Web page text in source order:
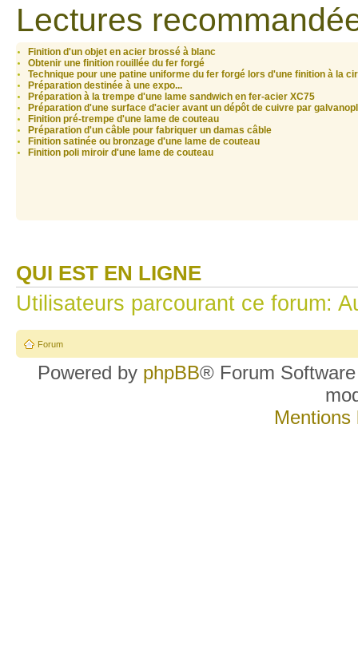
Lectures
Finition d'un objet en acier brossé à blanc
Obtenir une finition rouillée du fer forgé
Technique pour une patine uniforme du fer forgé lors d'une finition à la
Préparation destinée à une expo...
Préparation à la trempe d'une lame sandwich en fer-acier XC75
Préparation d'une surface d'acier avant un dépôt de cuivre par
Finition pré-trempe d'une lame de couteau
Préparation d'un câble pour fabriquer un damas câble
Finition satinée ou bronzage d'une lame de couteau
Finition poli miroir d'une lame de couteau
QUI EST EN LIGNE
Utilisateurs parcourant ce forum:
Forum
Powered by phpBB® Forum
Mentions